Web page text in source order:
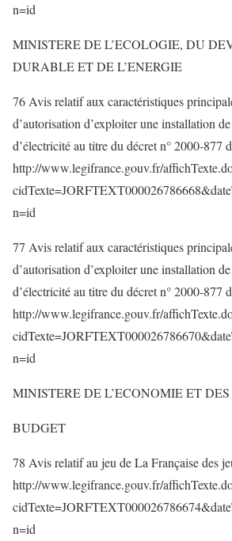
n=id
MINISTERE DE L’ECOLOGIE, DU
DURABLE ET DE L’ENERGIE
76 Avis relatif aux caractéristiques
d’autorisation d’exploiter une installation
d’électricité au titre du décret n° 2000-877
http://www.legifrance.gouv.fr/
n=id
77 Avis relatif aux caractéristiques
d’autorisation d’exploiter une installation
d’électricité au titre du décret n° 2000-877
http://www.legifrance.gouv.fr/
n=id
MINISTERE DE L’ECONOMIE ET
BUDGET
78 Avis relatif au jeu de La Française des
http://www.legifrance.gouv.fr/
n=id